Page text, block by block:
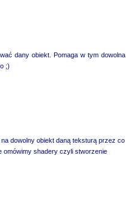
dany obiekt. Pomaga w tym dowolna
;)
dowolny obiekt daną teksturą przez co
omówimy shadery czyli stworzenie